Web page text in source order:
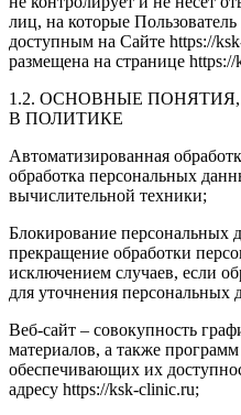
лиц, на которые
доступным на Сайте https://
размещена на странице
1.2. ОСНОВНЫЕ
В ПОЛИТИКЕ
Автоматизированная
обработка персональных
вычислительной техники;
Блокирование персональных
прекращение обработки
исключением случаев, если
для уточнения персональных
Веб-сайт – совокупность
материалов, а также
обеспечивающих их
адресу https://ksk-clinic.ru;